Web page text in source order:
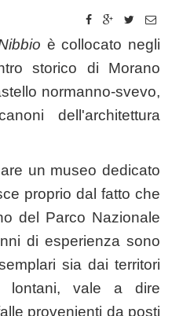
è collocato negli
storico di Morano
normanno-svevo,
dell'architettura
un museo dedicato
proprio dal fatto che
del Parco Nazionale
di esperienza sono
sia dai territori
lontani, vale a dire
provenienti da posti